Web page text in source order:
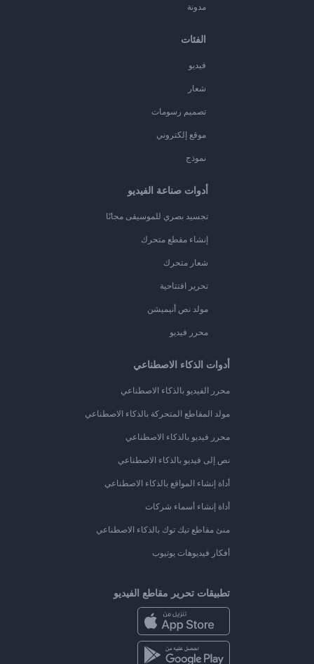
مدونة
الفئات
فيديو
شعار
تصميم رسومات
موقع إلكتروني
نموذج
أدوات صناعة الفيديو
تجسيد بصري للموسيقى مجانًا
إنشاء مقطع متحرك
شعار متحرك
تحرير افتتاحية
مولد نص أنيميشن
محرر فيديو
أدوات الذكاء الاصطناعي
محرر الفيديو بالذكاء الاصطناعي
مولد المقاطع المتحركة بالذكاء الاصطناعي
محرر فيديو بالذكاء الاصطناعي
نص إلى فيديو بالذكاء الاصطناعي
أداة إنشاء المواقع بالذكاء الاصطناعي
أداة إنشاء أسماء شركات
منئ مقاطع تيك توك بالذكاء الاصطناعي
أفكار فيديوهات يوتيوب
تطبيقات تحرير مقاطع الفيديو